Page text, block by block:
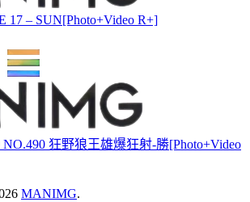
– SUN[Photo+Video R+]
狂野狼王雄爆狂射-勝[Photo+Video
MANIMG.